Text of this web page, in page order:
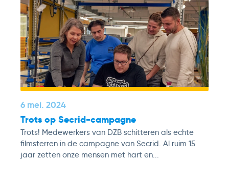
6 mei. 2024
Trots op Secrid-campagne
Trots! Medewerkers van DZB schitteren als echte
filmsterren in de campagne van Secrid. Al ruim 15
jaar zetten onze mensen met hart en...